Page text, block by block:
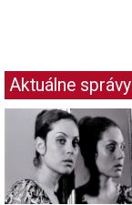
Aktuálne správy